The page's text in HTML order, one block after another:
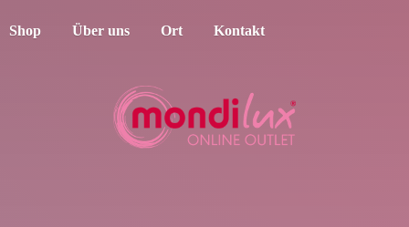
Shop Über uns Ort Kontakt